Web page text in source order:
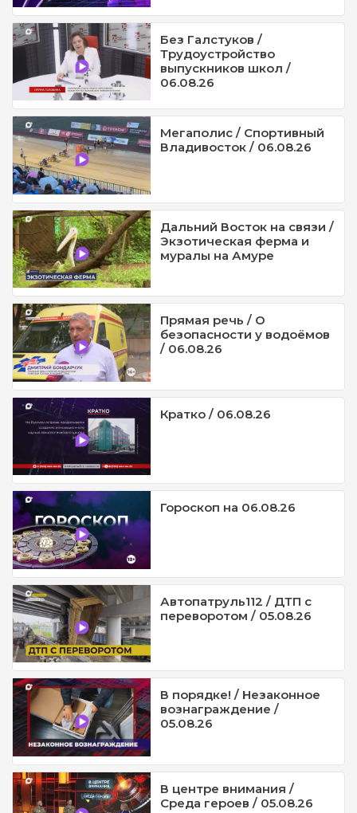
Без Галстуков /
Трудоустройство
выпускников школ /
06.08.26
Мегаполис / Спортивный
Владивосток / 06.08.26
Дальний Восток на связи /
Экзотическая ферма и
муралы на Амуре
Прямая речь / О
безопасности у водоёмов
/ 06.08.26
Кратко / 06.08.26
Гороскоп на 06.08.26
Автопатруль112 / ДТП с
переворотом / 05.08.26
В порядке! / Незаконное
вознаграждение /
05.08.26
В центре внимания /
Среда героев / 05.08.26